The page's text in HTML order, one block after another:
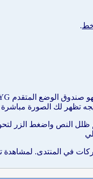
.
تظهر لك الصورة
النص واضغط الزر